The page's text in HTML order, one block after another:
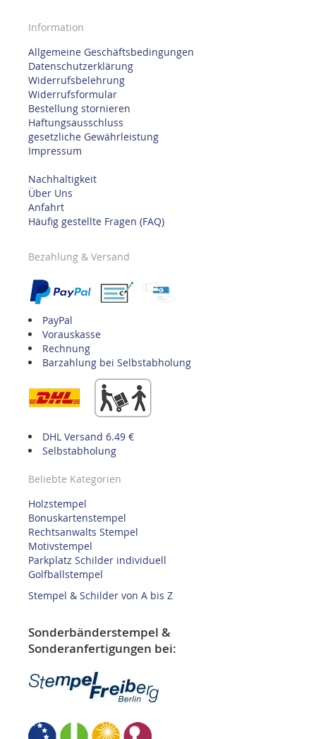
Information
Allgemeine Geschäftsbedingungen
Datenschutzerklärung
Widerrufsbelehrung
Widerrufsformular
Bestellung stornieren
Haftungsausschluss
gesetzliche Gewährleistung
Impressum
Nachhaltigkeit
Über Uns
Anfahrt
Häufig gestellte Fragen (FAQ)
Bezahlung & Versand
PayPal
Vorauskasse
Rechnung
Barzahlung bei Selbstabholung
DHL Versand 6.49 €
Selbstabholung
Beliebte Kategorien
Holzstempel
Bonuskartenstempel
Rechtsanwalts Stempel
Motivstempel
Parkplatz Schilder individuell
Golfballstempel
Stempel & Schilder von A bis Z
Sonderbänderstempel &
Sonderanfertigungen bei: